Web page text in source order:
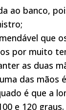
ao banco,
que
por muito
as duas
das mãos
é que a
e 120